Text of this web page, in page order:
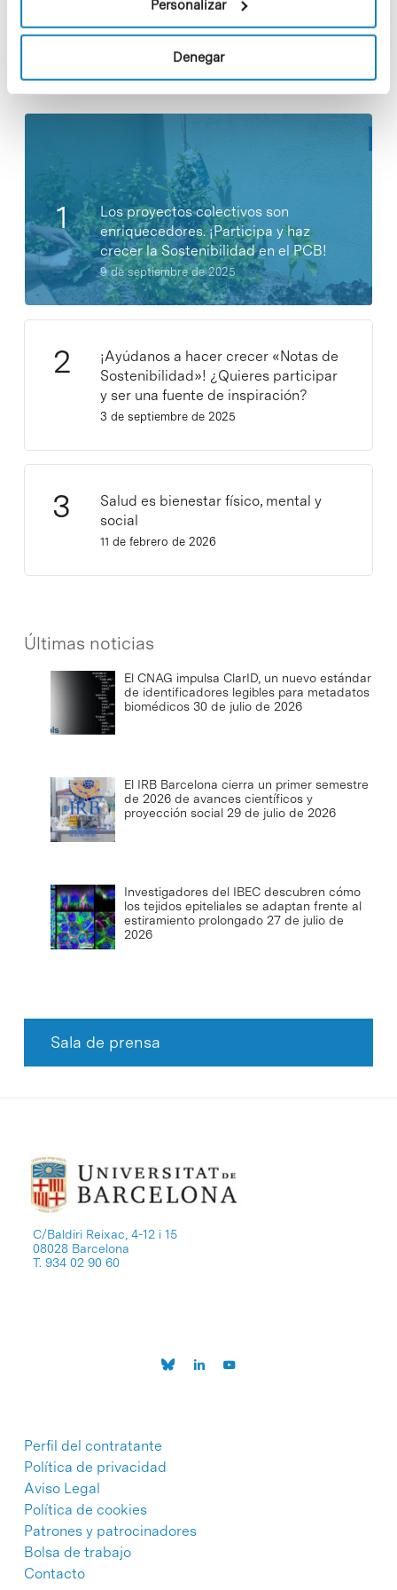
Personalizar
Denegar
Noticias más vistas
Los proyectos colectivos son
enriquecedores. ¡Participa y haz
crecer la Sostenibilidad en el PCB!
9 de septiembre de 2025
¡Ayúdanos a hacer crecer «Notas de
Sostenibilidad»! ¿Quieres participar
y ser una fuente de inspiración?
3 de septiembre de 2025
Salud es bienestar físico, mental y
social
11 de febrero de 2026
Últimas noticias
El CNAG impulsa ClarID, un nuevo estándar
de identificadores legibles para metadatos
biomédicos 30 de julio de 2026
El IRB Barcelona cierra un primer semestre
de 2026 de avances científicos y
proyección social 29 de julio de 2026
Investigadores del IBEC descubren cómo
los tejidos epiteliales se adaptan frente al
estiramiento prolongado 27 de julio de
2026
Sala de prensa
C/Baldiri Reixac, 4-12 i 15
08028 Barcelona
T. 934 02 90 60
Perfil del contratante
Política de privacidad
Aviso Legal
Política de cookies
Patrones y patrocinadores
Bolsa de trabajo
Contacto